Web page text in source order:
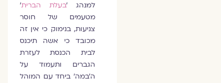
למנהג '
בעלת הברית'
מטעמים של חוסר
צניעות, בנימוק כי אין זה
מכובד כי אשה תיכנס
לבית הכנסת לעזרת
הגברים ותעמוד על
ה'במה' ביחד עם המוהל